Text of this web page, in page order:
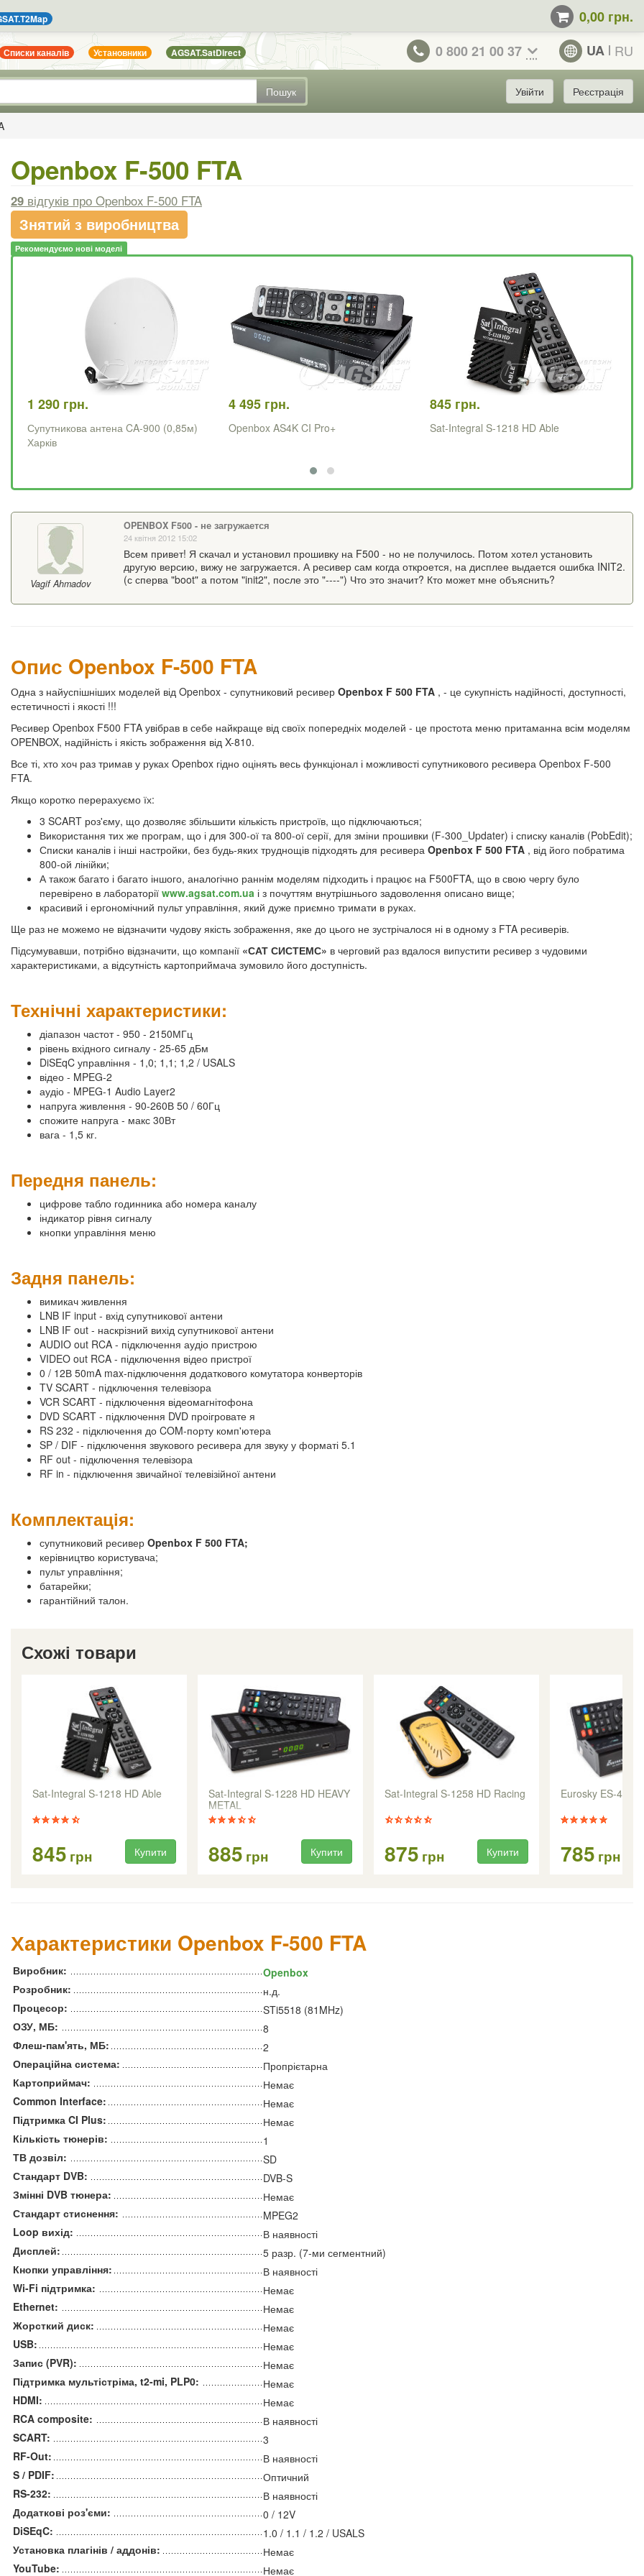
0,00 грн.
Списки каналів Установники AGSAT.SatDirect 0 800 21 00 37 UA RU
Пошук Увійти Реєстрація
Openbox F-500 FTA
29 відгуків про Openbox F-500 FTA
Знятий з виробництва
Рекомендуємо нові моделі
1 290 грн.
Супутникова антена CA-900 (0,85м)
Харків
4 495 грн.
Openbox AS4K CI Pro+
845 грн.
Sat-Integral S-1218 HD Able
Vagif Ahmadov
OPENBOX F500 - не загружается
24 квітня 2012 15:02
Всем привет! Я скачал и установил прошивку на F500 - но не получилось. Потом хотел установить
другую версию, вижу не загружается. А ресивер сам когда откроется, на дисплее выдается ошибка INIT2.
(с сперва "boot" а потом "init2", после это "----") Что это значит? Кто может мне объяснить?
Опис Openbox F-500 FTA
Одна з найуспішніших моделей від Openbox - супутниковий ресивер Openbox F 500 FTA , - це сукупність надійності, доступності,
естетичності і якості !!!
Ресивер Openbox F500 FTA увібрав в себе найкраще від своїх попередніх моделей - це простота меню притаманна всім моделям
OPENBOX, надійність і якість зображення від X-810.
Все ті, хто хоч раз тримав у руках Openbox гідно оцінять весь функціонал і можливості супутникового ресивера Openbox F-500
FTA.
Якщо коротко перерахуємо їх:
3 SCART роз'єму, що дозволяє збільшити кількість пристроїв, що підключаються;
Використання тих же програм, що і для 300-ої та 800-ої серії, для зміни прошивки (F-300_Updater) і списку каналів (PobEdit);
Списки каналів і інші настройки, без будь-яких труднощів підходять для ресивера Openbox F 500 FTA , від його побратима
800-ой лінійки;
А також багато і багато іншого, аналогічно раннім моделям підходить і працює на F500FTA, що в свою чергу було
перевірено в лабораторії www.agsat.com.ua і з почуттям внутрішнього задоволення описано вище;
красивий і ергономічний пульт управління, який дуже приємно тримати в руках.
Ще раз не можемо не відзначити чудову якість зображення, яке до цього не зустрічалося ні в одному з FTA ресиверів.
Підсумувавши, потрібно відзначити, що компанії «САТ СИСТЕМС» в черговий раз вдалося випустити ресивер з чудовими
характеристиками, а відсутність картоприймача зумовило його доступність.
Технічні характеристики:
діапазон частот - 950 - 2150МГц
рівень вхідного сигналу - 25-65 дБм
DiSEqC управління - 1,0; 1,1; 1,2 / USALS
відео - MPEG-2
аудіо - MPEG-1 Audio Layer2
напруга живлення - 90-260В 50 / 60Гц
спожите напруга - макс 30Вт
вага - 1,5 кг.
Передня панель:
цифрове табло годинника або номера каналу
індикатор рівня сигналу
кнопки управління меню
Задня панель:
вимикач живлення
LNB IF input - вхід супутникової антени
LNB IF out - наскрізний вихід супутникової антени
AUDIO out RCA - підключення аудіо пристрою
VIDEO out RCA - підключення відео пристрої
0 / 12В 50mA max-підключення додаткового комутатора конверторів
TV SCART - підключення телевізора
VCR SCART - підключення відеомагнітофона
DVD SCART - підключення DVD проігровате я
RS 232 - підключення до COM-порту комп'ютера
SP / DIF - підключення звукового ресивера для звуку у форматі 5.1
RF out - підключення телевізора
RF in - підключення звичайної телевізійної антени
Комплектація:
супутниковий ресивер Openbox F 500 FTA;
керівництво користувача;
пульт управління;
батарейки;
гарантійний талон.
Схожі товари
Sat-Integral S-1218 HD Able
845 грн Купити
Sat-Integral S-1228 HD HEAVY
METAL
885 грн Купити
Sat-Integral S-1258 HD Racing
875 грн Купити
Eurosky ES-4080
785 грн
Характеристики Openbox F-500 FTA
Виробник:
Openbox
Розробник:
н.д.
Процесор:
STi5518 (81MHz)
ОЗУ, МБ:
8
Флеш-пам'ять, МБ:
2
Операційна система:
Пропрієтарна
Картоприймач:
Немає
Common Interface:
Немає
Підтримка CI Plus:
Немає
Кількість тюнерів:
1
ТВ дозвіл:
SD
Стандарт DVB:
DVB-S
Змінні DVB тюнера:
Немає
Стандарт стиснення:
MPEG2
Loop вихід:
В наявності
Дисплей:
5 разр. (7-ми сегментний)
Кнопки управління:
В наявності
Wi-Fi підтримка:
Немає
Ethernet:
Немає
Жорсткий диск:
Немає
USB:
Немає
Запис (PVR):
Немає
Підтримка мультістріма, t2-mi, PLP0:
Немає
HDMI:
Немає
RCA composite:
В наявності
SCART:
3
RF-Out:
В наявності
S / PDIF:
Оптичний
RS-232:
В наявності
Додаткові роз'єми:
0 / 12V
DiSEqC:
1.0 / 1.1 / 1.2 / USALS
Установка плагінів / аддонів:
Немає
YouTube:
Немає